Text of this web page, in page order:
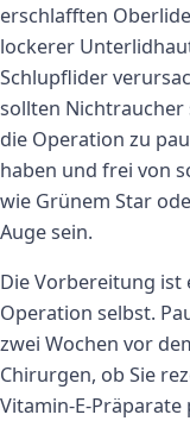
erschlafften
lockerer
Schlupflider
sollten
die Operation zu
haben und frei von
wie Grünem Star
Auge sein.
Die Vorbereitung ist
Operation selbst.
zwei Wochen vor
Chirurgen, ob Sie
Vitamin-E-Präparate